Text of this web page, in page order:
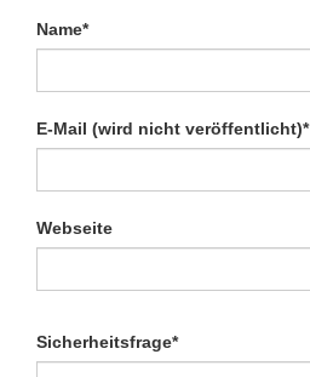
Pflichtfeld
Name*
Pflichtfeld
E-Mail (wird nicht veröffentlicht)*
Webseite
Pflichtfeld
Sicherheitsfrage*